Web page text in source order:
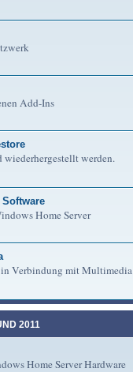
Add-Ins
wiederhergestellt werden.
Software
Home Server
Verbindung mit Multimedia
2011
Home Server Hardware